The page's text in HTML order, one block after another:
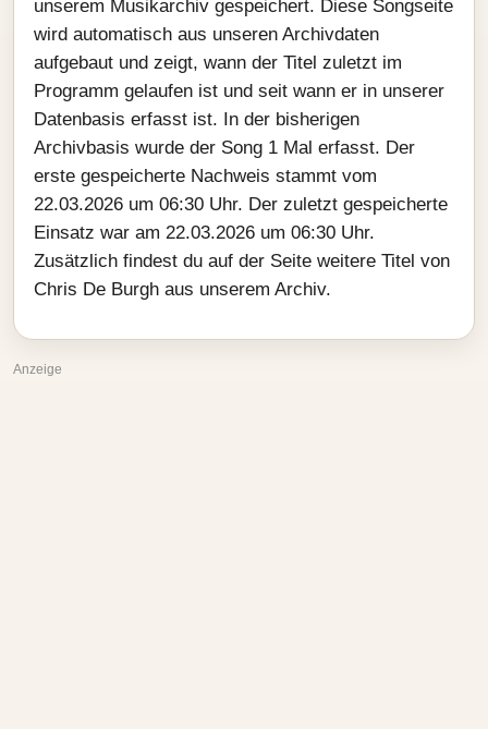
unserem Musikarchiv gespeichert. Diese Songseite
wird automatisch aus unseren Archivdaten
aufgebaut und zeigt, wann der Titel zuletzt im
Programm gelaufen ist und seit wann er in unserer
Datenbasis erfasst ist. In der bisherigen
Archivbasis wurde der Song 1 Mal erfasst. Der
erste gespeicherte Nachweis stammt vom
22.03.2026 um 06:30 Uhr. Der zuletzt gespeicherte
Einsatz war am 22.03.2026 um 06:30 Uhr.
Zusätzlich findest du auf der Seite weitere Titel von
Chris De Burgh aus unserem Archiv.
Anzeige